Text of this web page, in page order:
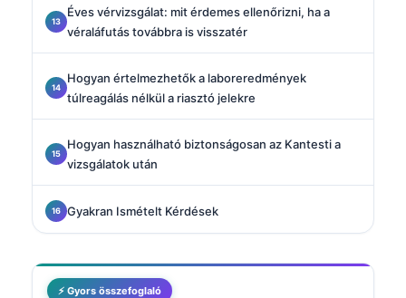
Éves vérvizsgálat: mit érdemes ellenőrizni, ha a
véraláfutás továbbra is visszatér
Hogyan értelmezhetők a laboreredmények
túlreagálás nélkül a riasztó jelekre
Hogyan használható biztonságosan az Kantesti a
vizsgálatok után
Gyakran Ismételt Kérdések
⚡ Gyors összefoglaló